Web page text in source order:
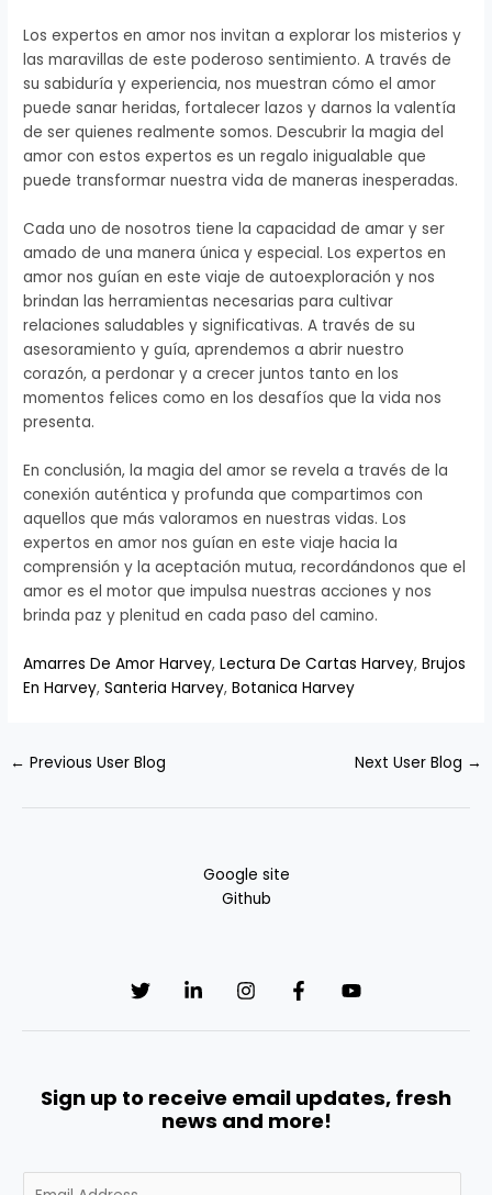
Los expertos en amor nos invitan a explorar los misterios y
las maravillas de este poderoso sentimiento. A través de
su sabiduría y experiencia, nos muestran cómo el amor
puede sanar heridas, fortalecer lazos y darnos la valentía
de ser quienes realmente somos. Descubrir la magia del
amor con estos expertos es un regalo inigualable que
puede transformar nuestra vida de maneras inesperadas.
Cada uno de nosotros tiene la capacidad de amar y ser
amado de una manera única y especial. Los expertos en
amor nos guían en este viaje de autoexploración y nos
brindan las herramientas necesarias para cultivar
relaciones saludables y significativas. A través de su
asesoramiento y guía, aprendemos a abrir nuestro
corazón, a perdonar y a crecer juntos tanto en los
momentos felices como en los desafíos que la vida nos
presenta.
En conclusión, la magia del amor se revela a través de la
conexión auténtica y profunda que compartimos con
aquellos que más valoramos en nuestras vidas. Los
expertos en amor nos guían en este viaje hacia la
comprensión y la aceptación mutua, recordándonos que el
amor es el motor que impulsa nuestras acciones y nos
brinda paz y plenitud en cada paso del camino.
Amarres De Amor Harvey,Lectura De Cartas Harvey,Brujos
En Harvey,Santeria Harvey,Botanica Harvey
← Previous User Blog Next User Blog →
Google site
Github
Sign up to receive email updates, fresh
news and more!